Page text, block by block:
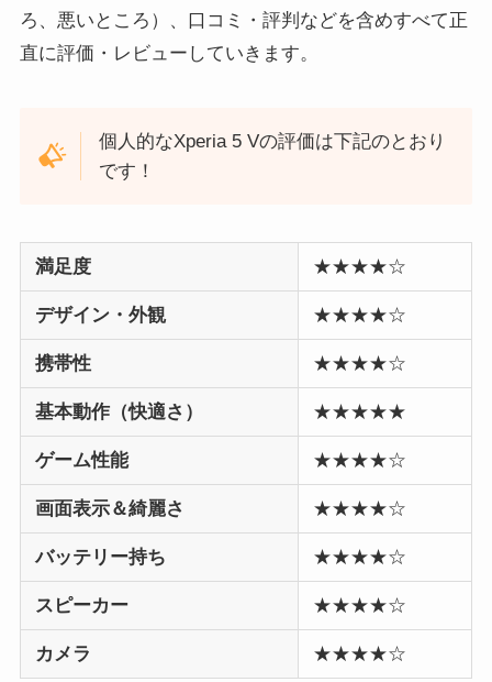
ろ、悪いところ）、口コミ・評判などを含めすべて正
直に評価・レビューしていきます。
個人的なXperia 5 Vの評価は下記のとおり
です！
満足度 ★★★★☆
デザイン・外観 ★★★★☆
携帯性 ★★★★☆
基本動作（快適さ） ★★★★★
ゲーム性能 ★★★★☆
画面表示＆綺麗さ ★★★★☆
バッテリー持ち ★★★★☆
スピーカー ★★★★☆
カメラ ★★★★☆